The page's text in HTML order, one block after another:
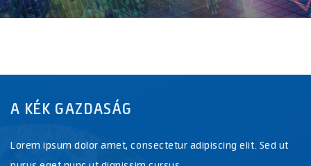
A KÉK GAZDASÁG
Lorem ipsum dolor amet, consectetur adipiscing elit. Sed ut